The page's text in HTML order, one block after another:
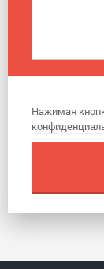
Нажимая